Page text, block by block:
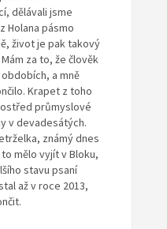
dělávali jsme
Holana pásmo
život je pak takový
za to, že člověk
a mně
Krapet z toho
průmyslové
v devadesátých.
známý dnes
mělo vyjít v Bloku,
stavu psaní
až v roce 2013,